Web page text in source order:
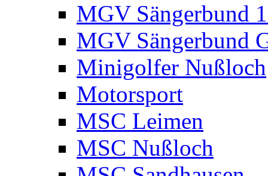
MGV Sängerbund
MGV Sängerbund
Minigolfer Nußloch
Motorsport
MSC Leimen
MSC Nußloch